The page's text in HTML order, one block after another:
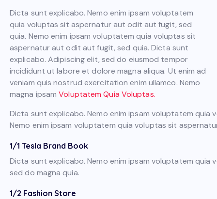
Dicta sunt explicabo. Nemo enim ipsam voluptatem
quia voluptas sit aspernatur aut odit aut fugit, sed
quia. Nemo enim ipsam voluptatem quia voluptas sit
aspernatur aut odit aut fugit, sed quia. Dicta sunt
explicabo. Adipiscing elit, sed do eiusmod tempor
incididunt ut labore et dolore magna aliqua. Ut enim ad
veniam quis nostrud exercitation enim ullamco. Nemo
magna ipsamVoluptatem Quia Voluptas.
Dicta sunt explicabo. Nemo enim ipsam voluptatem
Nemo enim ipsam voluptatem quia voluptas sit
1/1 Tesla Brand Book
Dicta sunt explicabo. Nemo enim ipsam voluptatem
sed do magna quia.
1/2 Fashion Store